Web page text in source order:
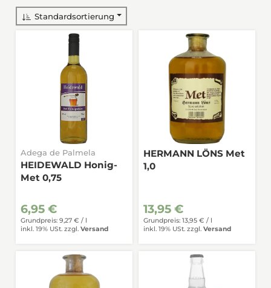
Standardsortierung
Adega de Palmela
HEIDEWALD Honig-
Met 0,75
6,95 €
Grundpreis: 9,27 € / l
inkl. 19% USt. zzgl. Versand
HERMANN LÖNS Met
1,0
13,95 €
Grundpreis: 13,95 € / l
inkl. 19% USt. zzgl. Versand